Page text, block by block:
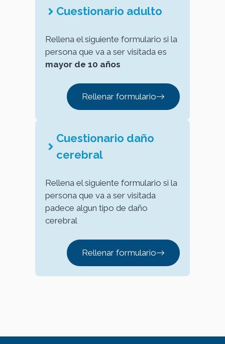
Cuestionario adulto
Rellena el siguiente formulario si la
persona que va a ser visitada es
mayor de 10 años
Rellenar formulario
Cuestionario daño
cerebral
Rellena el siguiente formulario si la
persona que va a ser visitada
padece algun tipo de daño
cerebral
Rellenar formulario